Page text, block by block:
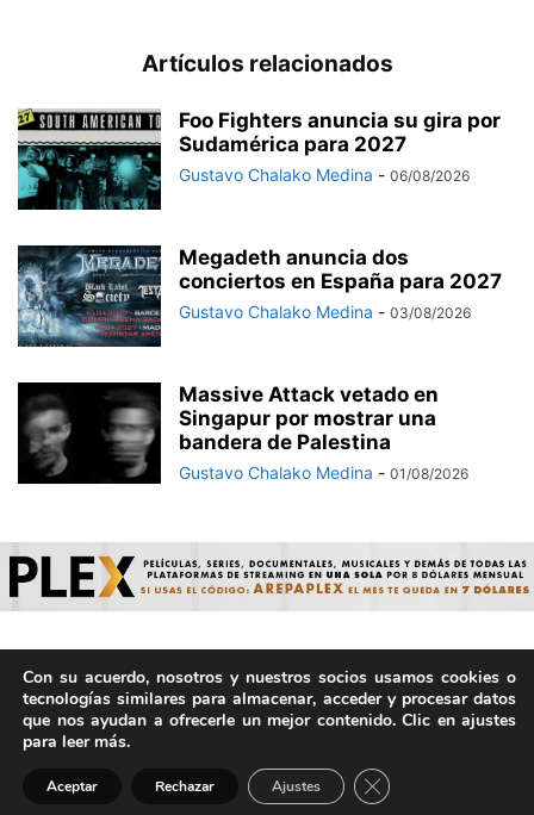
Artículos relacionados
Foo Fighters anuncia su gira por
Sudamérica para 2027
Gustavo Chalako Medina - 06/08/2026
Megadeth anuncia dos
conciertos en España para 2027
Gustavo Chalako Medina - 03/08/2026
Massive Attack vetado en
Singapur por mostrar una
bandera de Palestina
Gustavo Chalako Medina - 01/08/2026
© ArepaVolatil.Com 2021-2025 - Hecho por humanos, no por
IA. | Todos los derechos reservados.
Con su acuerdo, nosotros y nuestros socios usamos cookies o
tecnologías similares para almacenar, acceder y procesar datos
que nos ayudan a ofrecerle un mejor contenido. Clic en ajustes
para leer más.
Aceptar Rechazar Ajustes Cerrar el banner de